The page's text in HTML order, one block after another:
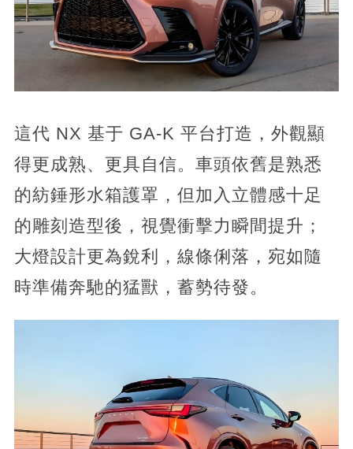
這代 NX 基于 GA-K 平台打造，外觀顯
得更成熟、更具自信。車頭依舊是熟悉
的紡錘形水箱護罩，但加入立體感十足
的雕刻造型後，視覺衝擊力瞬間提升；
大燈設計更為銳利，線條俐落，宛如隨
時準備奔馳的猛獸，蓄勢待發。